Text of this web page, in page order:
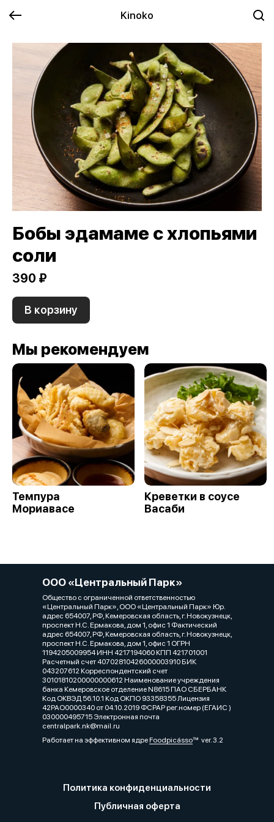
Kinoko
Бобы эдамаме с хлопьями
соли
390 ₽
В корзину
Мы рекомендуем
Темпура
Мориавасе
Креветки в соусе
Васаби
ООО «Центральный Парк»
Общество с ограниченной ответственностью
«Центральный Парк», ООО «Центральный Парк» Юр.
адрес 654007, РФ, Кемеровская область, г. Новокузнецк,
проспект Н.С. Ермакова, дом 1, офис 1 Фактический
адрес 654007, РФ, Кемеровская область, г. Новокузнецк,
проспект Н.С. Ермакова, дом 1, офис 1 ОГРН
1194205009954 ИНН 4217194060 КПП 421701001
Расчетный счет 40702810426000003910 БИК
043207612 Корреспондентский счет
30101810200000000612 Наименование учреждения
банка Кемеровское отделение N8615 ПАО СБЕРБАНК
Код ОКВЭД 56.10.1 Код ОКПО 93358355 Лицензия
42РАО0000340 от 04.10.2019 ФСРАР рег.номер (ЕГАИС )
030000495715 Электронная почта
centralpark.nk@mail.ru
Работает на эффективном ядреFoodpicássover. 3.2
Политика конфиденциальности
Публичная оферта